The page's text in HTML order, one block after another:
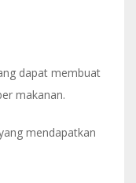
dapat membuat
makanan.
mendapatkan